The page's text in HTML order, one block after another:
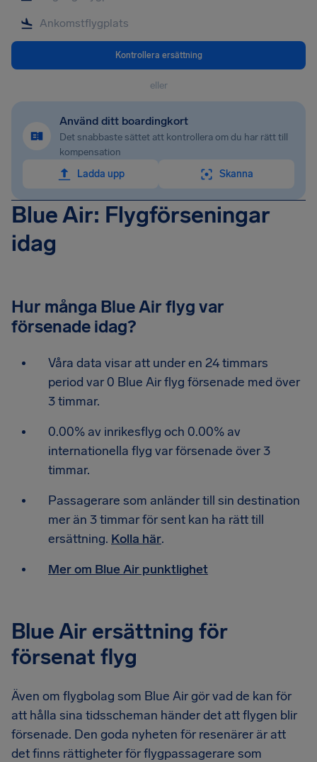
Kontrollera ersättning
eller
Använd ditt boardingkort
Det snabbaste sättet att kontrollera om du har rätt till
kompensation
Ladda upp
Skanna
Blue Air: Flygförseningar
idag
Hur många Blue Air flyg var
försenade idag?
Våra data visar att under en 24 timmars
period var 0 Blue Air flyg försenade med över
3 timmar.
0.00% av inrikesflyg och 0.00% av
internationella flyg var försenade över 3
timmar.
Passagerare som anländer till sin destination
mer än 3 timmar för sent kan ha rätt till
ersättning. Kolla här.
Mer om Blue Air punktlighet
Blue Air ersättning för
försenat flyg
Även om flygbolag som Blue Air gör vad de kan för
att hålla sina tidsscheman händer det att flygen blir
försenade. Den goda nyheten för resenärer är att
det finns rättigheter för flygpassagerare som